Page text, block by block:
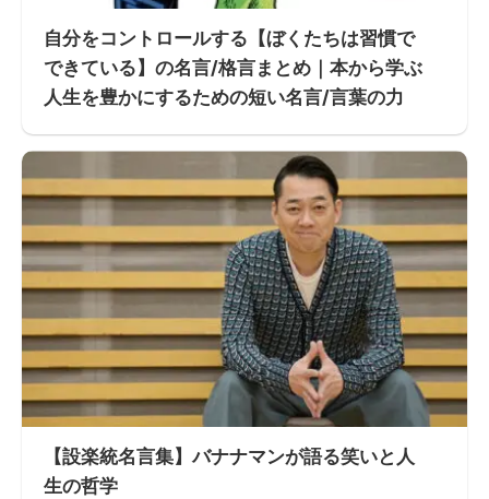
自分をコントロールする【ぼくたちは習慣で
できている】の名言/格言まとめ｜本から学ぶ
人生を豊かにするための短い名言/言葉の力
【設楽統名言集】バナナマンが語る笑いと人
生の哲学